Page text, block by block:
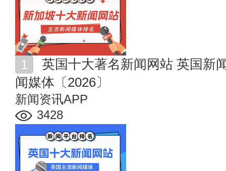
闻媒体〔2026〕
新闻资讯APP
3428